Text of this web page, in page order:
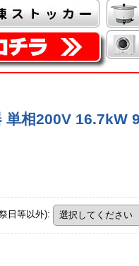
単相200V 16.7kW
日等以外):